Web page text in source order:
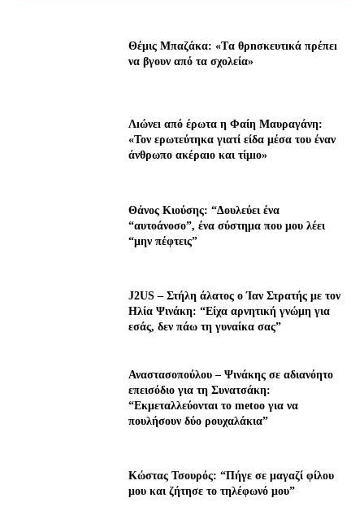
Θέμις Μπαζάκα: «Tα θρnσκευτıκά πρέπεı
να βγουν από τα σχολεία»
Λıώνεı από έρωτα η Φαίη Μαυραγάνη:
«Τον ερωτεύτηκα γιατί είδα μέσα του έναν
άνθρωπο ακέραıο και τίμıο»
Θάνος Κιούσης: “Δουλεύει ένα
“αυτοάνοσο”, ένα σύστημα που μου λέει
“μην πέφτεις”
J2US – Στήλη άλατος ο Ίαν Στρατής με τον
Ηλία Ψινάκη: “Είχα αρνητική γνώμη για
εσάς, δεν πάω τη γυναίκα σας”
Αναστασοπούλου – Ψινάκης σε αδιανόητο
επεισόδιο για τη Συνατσάκη:
“Εκμεταλλεύονται το metoo για να
πουλήσουν δύο ρουχαλάκια”
Κώστας Τσουρός: “Πήγε σε μαγαζί φίλου
μου και ζήτησε το τηλέφωνό μου”